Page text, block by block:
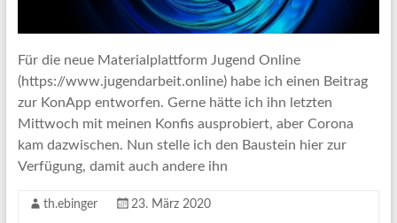
Für die neue Materialplattform Jugend Online
(https://www.jugendarbeit.online) habe ich einen Beitrag
zur KonApp entworfen. Gerne hätte ich ihn letzten
Mittwoch mit meinen Konfis ausprobiert, aber Corona
kam dazwischen. Nun stelle ich den Baustein hier zur
Verfügung, damit auch andere ihn
th.ebinger 23. März 2020